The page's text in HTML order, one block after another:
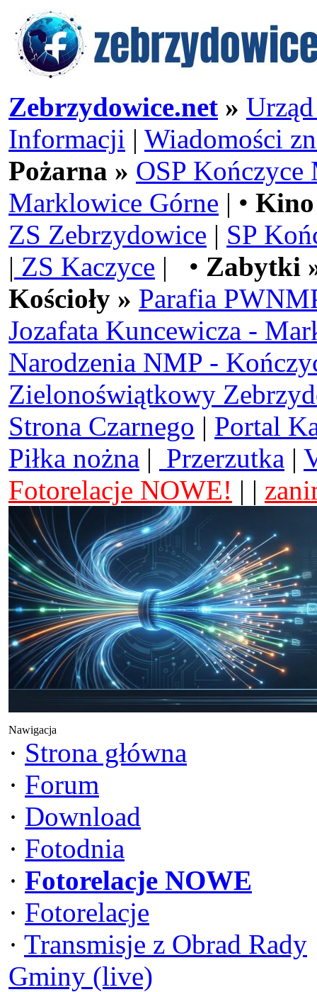
Zebrzydowice.net »
Informacji | Wiadomości
Pożarna » OSP Kończyce
Marklowice Górne | •
ZS Zebrzydowice | SP
| ZS Kaczyce | • Zabytki
Kościoły » Parafia
Jozafata Kuncewicza -
Narodzenia NMP -
Zielonoświątkowy
Strona Czarnego | Portal
Piłka nożna | Przerzutka |
Fotorelacje NOWE! | |
Nawigacja
· Strona główna
· Forum
· Download
· Fotodnia
· Fotorelacje NOWE
· Fotorelacje
· Transmisje z Obrad Rady
Gminy (live)